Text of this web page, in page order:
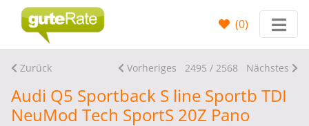
(0)
Zurück Vorheriges 2495 / 2568 Nächstes
Audi Q5 Sportback S line Sportb TDI
NeuMod Tech SportS 20Z Pano